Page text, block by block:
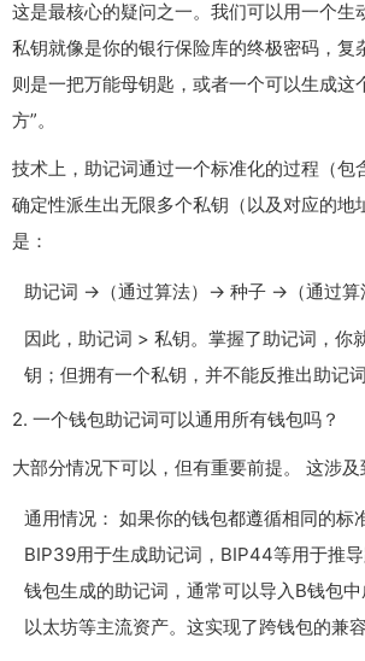
这是最核心的疑问之一。我们可以用一个生
私钥就像是你的银行保险库的终极密码，复
则是一把万能母钥匙，或者一个可以生成这
方”。
技术上，助记词通过一个标准化的过程（包
确定性派生出无限多个私钥（以及对应的地
是：
助记词 →（通过算法）→ 种子 →（通过
因此，助记词 > 私钥。掌握了助记词，你
钥；但拥有一个私钥，并不能反推出助记词
2. 一个钱包助记词可以通用所有钱包吗？
大部分情况下可以，但有重要前提。 这涉及
通用情况： 如果你的钱包都遵循相同的标
BIP39用于生成助记词，BIP44等用于推
钱包生成的助记词，通常可以导入B钱包中
以太坊等主流资产。这实现了跨钱包的兼容